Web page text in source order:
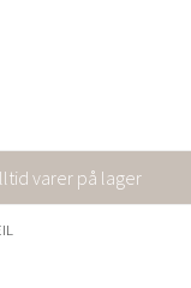
varer på lager